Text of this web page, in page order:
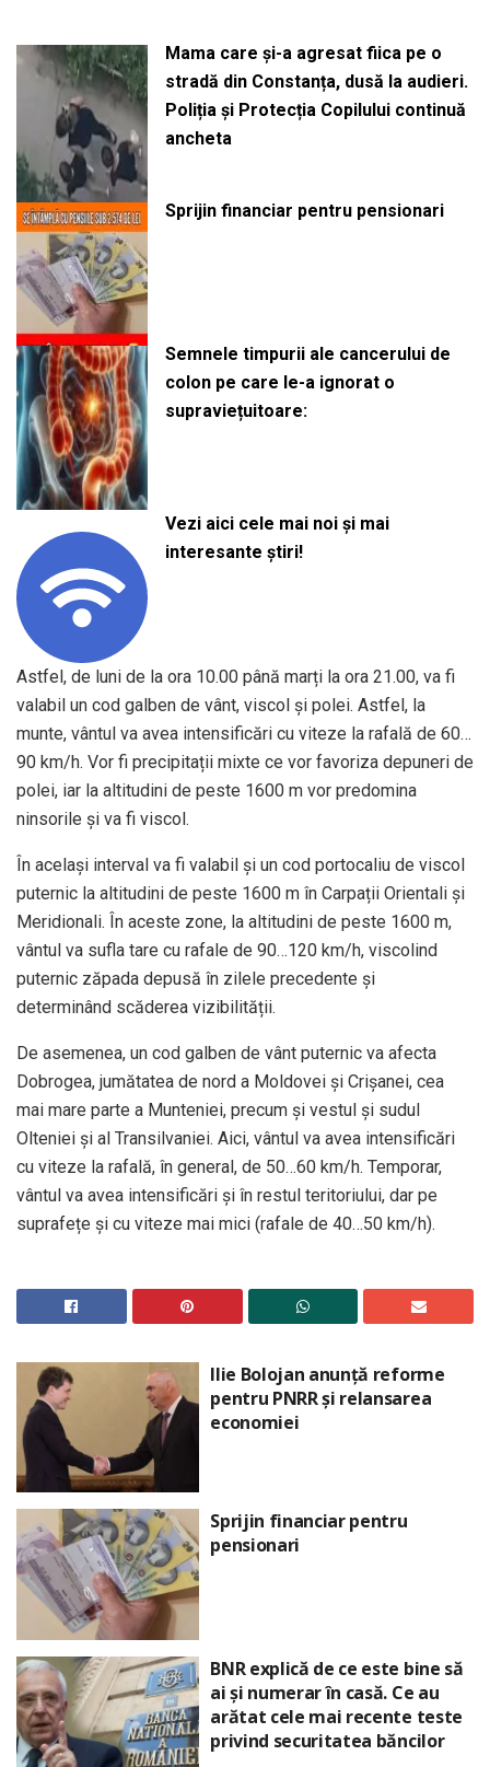
Mama care și-a agresat fiica pe o
stradă din Constanța, dusă la audieri.
Poliția și Protecția Copilului continuă
ancheta
Sprijin financiar pentru pensionari
Semnele timpurii ale cancerului de
colon pe care le-a ignorat o
supraviețuitoare:
Vezi aici cele mai noi și mai
interesante știri!
Astfel, de luni de la ora 10.00 până marți la ora 21.00, va fi
valabil un cod galben de vânt, viscol și polei. Astfel, la
munte, vântul va avea intensificări cu viteze la rafală de 60…
90 km/h. Vor fi precipitații mixte ce vor favoriza depuneri de
polei, iar la altitudini de peste 1600 m vor predomina
ninsorile și va fi viscol.
În același interval va fi valabil și un cod portocaliu de viscol
puternic la altitudini de peste 1600 m în Carpații Orientali și
Meridionali. În aceste zone, la altitudini de peste 1600 m,
vântul va sufla tare cu rafale de 90…120 km/h, viscolind
puternic zăpada depusă în zilele precedente și
determinând scăderea vizibilității.
De asemenea, un cod galben de vânt puternic va afecta
Dobrogea, jumătatea de nord a Moldovei și Crișanei, cea
mai mare parte a Munteniei, precum și vestul și sudul
Olteniei și al Transilvaniei. Aici, vântul va avea intensificări
cu viteze la rafală, în general, de 50…60 km/h. Temporar,
vântul va avea intensificări și în restul teritoriului, dar pe
suprafețe și cu viteze mai mici (rafale de 40…50 km/h).
Ilie Bolojan anunță reforme
pentru PNRR și relansarea
economiei
Sprijin financiar pentru
pensionari
BNR explică de ce este bine să
ai și numerar în casă. Ce au
arătat cele mai recente teste
privind securitatea băncilor